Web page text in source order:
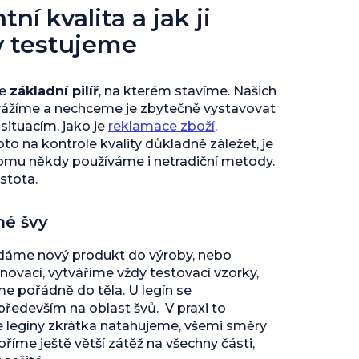
kvalita a jak ji
testujeme
základní pilíř, na kterém stavíme. Našich
a nechceme je zbytečně vystavovat
jako je reklamace zboží.
na kontrole kvality důkladně záležet, je
někdy používáme i netradiční metody.
švy
nový produkt do výroby, nebo
vytváříme vždy testovací vzorky,
pořádně do těla. U legín se
na oblast švů. V praxi to
legíny zkrátka natahujeme, všemi směry
ještě větší zátěž na všechny části,